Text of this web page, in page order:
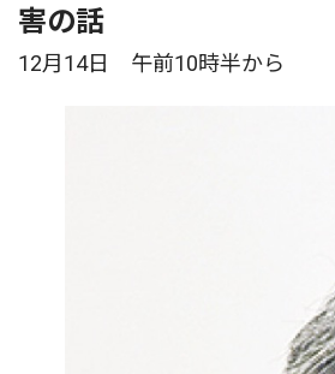
害の話
12月14日 午前10時半から